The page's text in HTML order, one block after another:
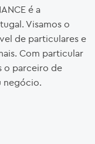
é a
Visamos o
de particulares e
Com particular
o parceiro de
negócio.